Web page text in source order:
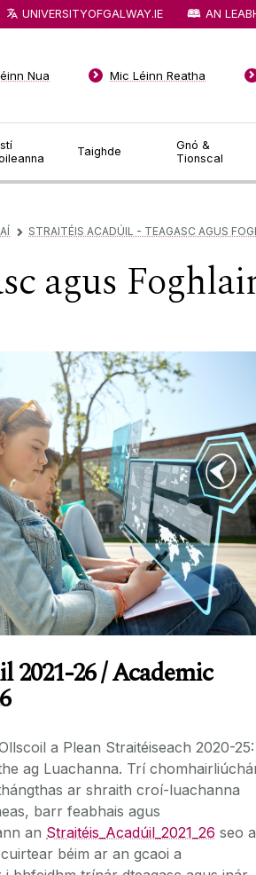
Taighde
Gnó &
Tionscal
Nua Mic Léinn Reatha
UNIVERSITYOFGALWAY.IE AN
▻ STRAITÉIS ACADÚIL - TEAGASC AGUS
agus
2021-26 / Academic
a Plean Straitéiseach 2020-25:
ag Luachanna. Trí
ar shraith croí-luachanna
barr feabhais agus
an Straitéis_Acadúil_2021_26 seo
béim ar an gcaoi a